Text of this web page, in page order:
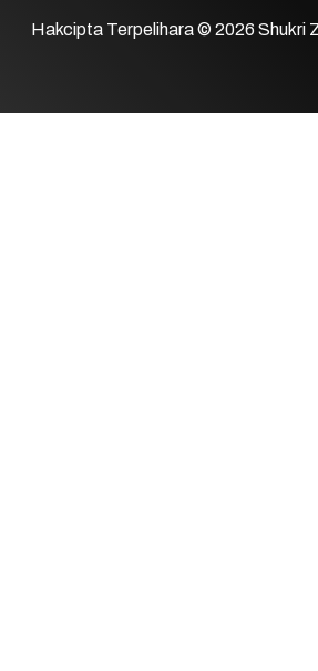
Hakcipta Terpelihara © 2026 Shukri